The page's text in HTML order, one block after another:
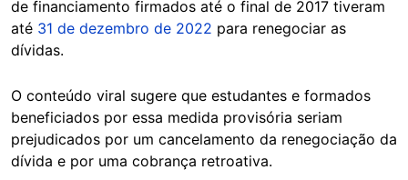
de financiamento firmados até o final de 2017 tiveram
até 31 de dezembro de 2022 para renegociar as
dívidas.
O conteúdo viral sugere que estudantes e formados
beneficiados por essa medida provisória seriam
prejudicados por um cancelamento da renegociação da
dívida e por uma cobrança retroativa.